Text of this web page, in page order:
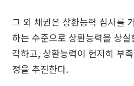
그 외 채권은 상환능력 심사를
하는 수준으로 상환능력을 상
각하고, 상환능력이 현저히 부
정을 추진한다.